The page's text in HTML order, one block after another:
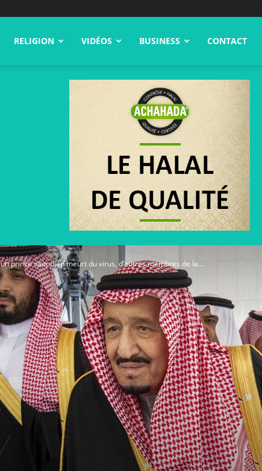
RELIGION VIDÉOS BUSINESS CONTACT
prince saoudien meurt du virus, d’autres membres de la...